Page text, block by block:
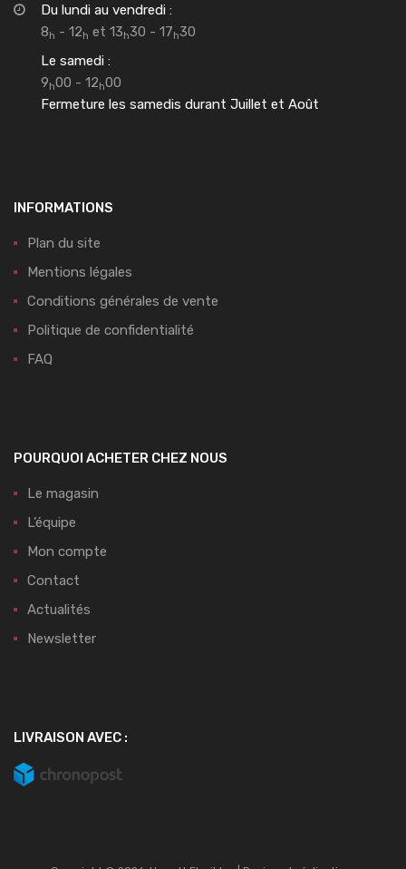
Du lundi au vendredi :
8h - 12h et 13h30 - 17h30
Le samedi :
9h00 - 12h00
Fermeture les samedis durant Juillet et Août
INFORMATIONS
Plan du site
Mentions légales
Conditions générales de vente
Politique de confidentialité
FAQ
POURQUOI ACHETER CHEZ NOUS
Le magasin
L’équipe
Mon compte
Contact
Actualités
Newsletter
LIVRAISON AVEC :